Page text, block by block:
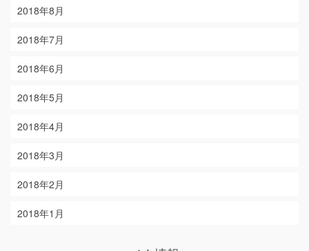
2018年8月
2018年7月
2018年6月
2018年5月
2018年4月
2018年3月
2018年2月
2018年1月